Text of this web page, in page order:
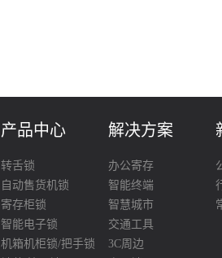
产品中心
转舌锁
自动售货机锁
寄存柜锁
智能电子锁
机箱机柜锁/把手锁
解决方案
办公寄存
智能终端
智慧城市
交通工具
3C周边